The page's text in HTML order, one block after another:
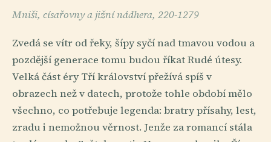
Mniši, císařovny a jižní nádhera, 220-1279
Zvedá se vítr od řeky, šípy syčí nad tmavou vodou a
pozdější generace tomu budou říkat Rudé útesy.
Velká část éry Tří království přežívá spíš v
obrazech než v datech, protože tohle období mělo
všechno, co potřebuje legenda: bratry přísahy, lest,
zradu i nemožnou věrnost. Jenže za romancí stála